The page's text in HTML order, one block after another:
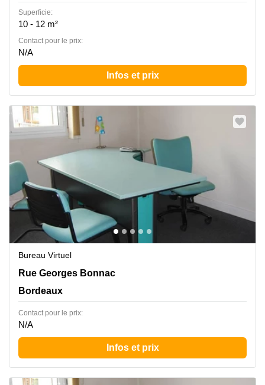
Superficie:
10 - 12 m²
Contact pour le prix:
N/A
Infos et prix
Bureau Virtuel
335 Rue Georges Bonnac, Bordeaux
Rue Georges Bonnac
Bordeaux
Contact pour le prix:
N/A
Infos et prix